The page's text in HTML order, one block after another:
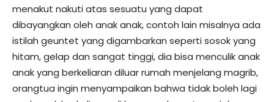
menakut nakuti atas sesuatu yang dapat
dibayangkan oleh anak anak, contoh lain misalnya ada
istilah geuntet yang digambarkan seperti sosok yang
hitam, gelap dan sangat tinggi, dia bisa menculik anak
anak yang berkeliaran diluar rumah menjelang magrib,
orangtua ingin menyampaikan bahwa tidak boleh lagi